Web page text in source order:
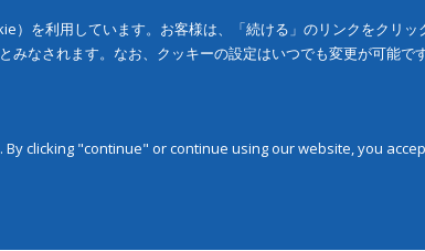
）を利用しています。お客様は、「続ける」のリンクをクリ
なされます。なお、クッキーの設定はいつでも変更が可能です
clicking "continue" or continue using our website, you